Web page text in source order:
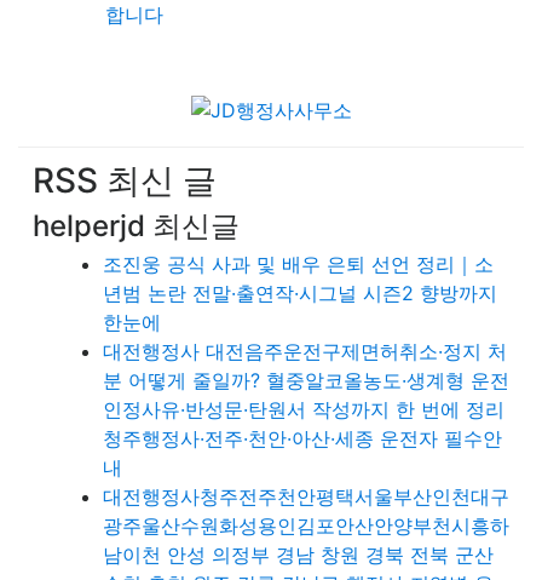
합니다
RSS 최신 글
helperjd 최신글
조진웅 공식 사과 및 배우 은퇴 선언 정리｜소
년범 논란 전말·출연작·시그널 시즌2 향방까지
한눈에
대전행정사 대전음주운전구제면허취소·정지 처
분 어떻게 줄일까? 혈중알코올농도·생계형 운전
인정사유·반성문·탄원서 작성까지 한 번에 정리
청주행정사·전주·천안·아산·세종 운전자 필수안
내
대전행정사청주전주천안평택서울부산인천대구
광주울산수원화성용인김포안산안양부천시흥하
남이천 안성 의정부 경남 창원 경북 전북 군산